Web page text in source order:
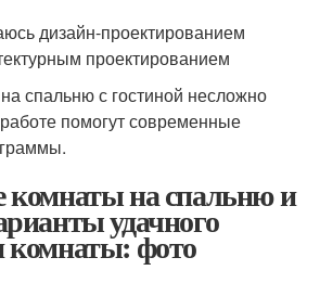
дизайн-проектированием
проектированием
спальню с гостиной несложно
помогут современные
комнаты на спальню и
удачного
комнаты: фото